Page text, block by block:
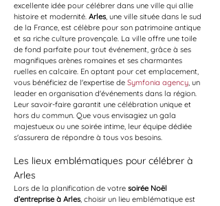
excellente idée pour célébrer dans une ville qui allie
histoire et modernité. Arles, une ville située dans le sud
de la France, est célèbre pour son patrimoine antique
et sa riche culture provençale. La ville offre une toile
de fond parfaite pour tout événement, grâce à ses
magnifiques arènes romaines et ses charmantes
ruelles en calcaire. En optant pour cet emplacement,
vous bénéficiez de l'expertise de Symfonia agency, un
leader en organisation d'événements dans la région.
Leur savoir-faire garantit une célébration unique et
hors du commun. Que vous envisagiez un gala
majestueux ou une soirée intime, leur équipe dédiée
s'assurera de répondre à tous vos besoins.
Les lieux emblématiques pour célébrer à
Arles
Lors de la planification de votre soirée Noël
d’entreprise à Arles, choisir un lieu emblématique est